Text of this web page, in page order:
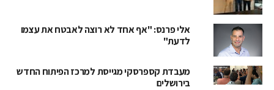
אלי פרנס: "אף אחד לא רוצה לאבטח את עצמו
לדעת"
מעבדת קספרסקי מגייסת למרכז הפיתוח החדש
בירושלים